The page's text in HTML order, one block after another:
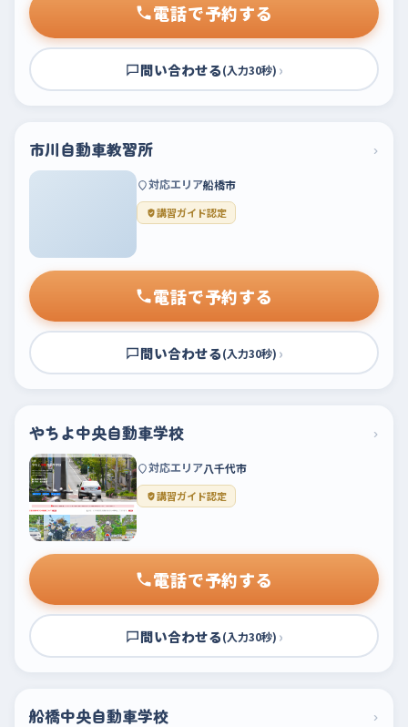
電話で予約する
問い合わせる(入力30秒) ›
市川自動車教習所 ›
対応エリア船橋市
講習ガイド認定
電話で予約する
問い合わせる(入力30秒) ›
やちよ中央自動車学校 ›
対応エリア八千代市
講習ガイド認定
電話で予約する
問い合わせる(入力30秒) ›
船橋中央自動車学校 ›